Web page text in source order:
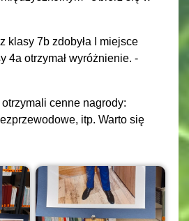
klasy 7b zdobyła I miejsce
4a otrzymał wyróżnienie. -
cenne nagrody:
itp. Warto się